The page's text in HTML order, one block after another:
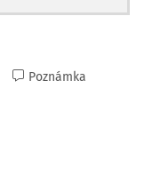
Poznámka